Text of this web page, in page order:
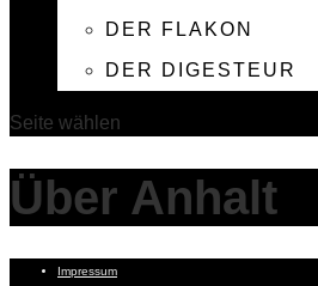
DER FLAKON
DER DIGESTEUR
Seite wählen
Über Anhalt
Impressum